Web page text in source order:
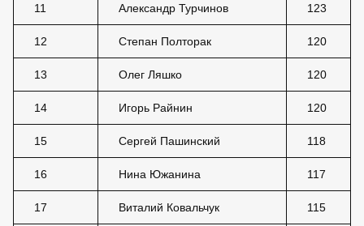
11 Александр Турчинов 123
12 Степан Полторак 120
13 Олег Ляшко 120
14 Игорь Райнин 120
15 Сергей Пашинский 118
16 Нина Южанина 117
17 Виталий Ковальчук 115